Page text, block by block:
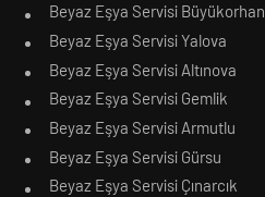
Beyaz Eşya Servisi Büyükorhan
Beyaz Eşya Servisi Yalova
Beyaz Eşya Servisi Altınova
Beyaz Eşya Servisi Gemlik
Beyaz Eşya Servisi Armutlu
Beyaz Eşya Servisi Gürsu
Beyaz Eşya Servisi Çınarcık